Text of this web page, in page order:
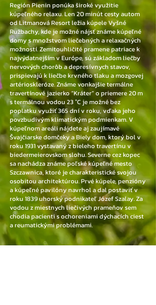
Región Pienin ponúka široké využitie
kúpeľného relaxu. Len 20 minút cesty autom
od Litmanová Resort ležia kúpele Vyšné
Ružbachy, kde je možné nájsť známe kúpeľné
domy s množstvom liečebných a relaxačných
možností. Zemitouhličité pramene patriace k
najvýdatnejším v Európe, sú základom liečby
nervových chorôb a depresívnych stavov,
prispievajú k liečbe krvného tlaku a mozgovej
artérioskleróze. Známe vonkajšie termálne
travertínové jazierko “Kráter” o priemere 20 m
s termálnou vodou 23 °C je možné bez
poplatku využiť 365 dní v roku, vďaka jeho
povzbudivýmklimatickým podmienkam. V
kúpeľnom areáli nájdete aj zaujímavé
Švajčiarske domčeky a Biely dom, ktorý bol v
roku 1931 vystavaný z bieleho travertínu v
biedermeierovskom slohu.Severne cez kopec
sa nachádza známe poľské kúpeľné mesto
Szczawnica, ktoré je charakteristické svojou
osobitou architektúrou. Prvé kúpele, penzióny
a kúpeľné pavilóny navrhol a dal postaviť v
roku 1839 uhorský podnikateľ Józef Szalay. Za
vodou z miestnych liečivých prameňov sem
chodia pacienti s ochoreniami dýchacích ciest
a reumatickými problémami.